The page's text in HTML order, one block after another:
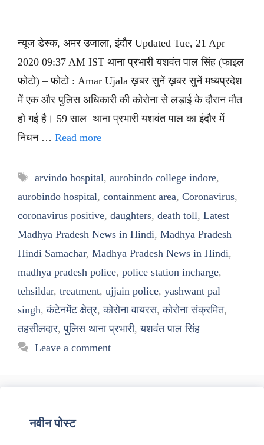
न्यूज डेस्क, अमर उजाला, इंदौर Updated Tue, 21 Apr
2020 09:37 AM IST थाना प्रभारी यशवंत पाल सिंह (फाइल
फोटो) – फोटो : Amar Ujala ख़बर सुनें ख़बर सुनें मध्यप्रदेश
में एक और पुलिस अधिकारी की कोरोना से लड़ाई के दौरान मौत
हो गई है। 59 साल थाना प्रभारी यशवंत पाल का इंदौर में
निधन … Read more
Tags
arvindo hospital, aurobindo college indore,
aurobindo hospital, containment area, Coronavirus,
coronavirus positive, daughters, death toll, Latest
Madhya Pradesh News in Hindi, Madhya Pradesh
Hindi Samachar, Madhya Pradesh News in Hindi,
madhya pradesh police, police station incharge,
tehsildar, treatment, ujjain police, yashwant pal
singh,कंटेनमेंट क्षेत्र,कोरोना वायरस,कोरोना संक्रमित,
तहसीलदार,पुलिस थाना प्रभारी,यशवंत पाल सिंह
Leave a comment
नवीन पोस्ट